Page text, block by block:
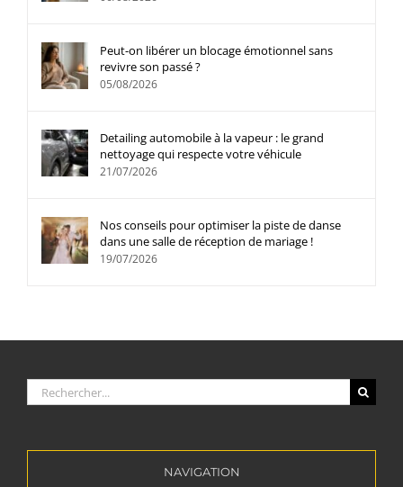
Peut-on libérer un blocage émotionnel sans
revivre son passé ?
05/08/2026
Detailing automobile à la vapeur : le grand
nettoyage qui respecte votre véhicule
21/07/2026
Nos conseils pour optimiser la piste de danse
dans une salle de réception de mariage !
19/07/2026
Rechercher:
NAVIGATION